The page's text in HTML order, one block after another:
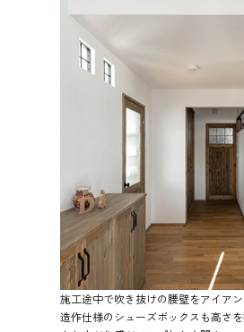
施工途中で吹き抜けの腰壁をアイアン
造作仕様のシューズボックスも高さ